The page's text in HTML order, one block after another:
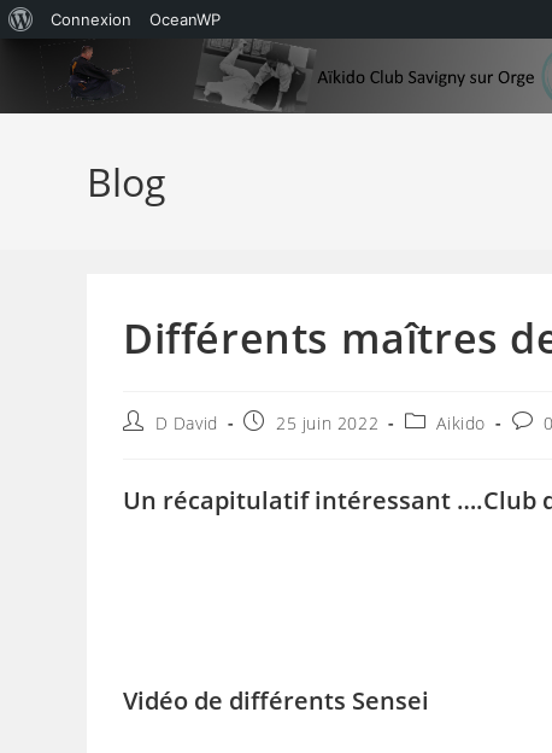
propos
Connexion OceanWP
content
Blog
Différents maîtres
Auteur/autrice
publication :
D David
Publication
25 juin 2022
PostAikido
Un récapitulatif intéressant ….Club
Vidéo de différents Sensei